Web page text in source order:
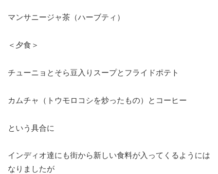
マンサニージャ茶（ハーブティ）
＜夕食＞
チューニョとそら豆入りスープとフライドポテト
カムチャ（トウモロコシを炒ったもの）とコーヒー
という具合に
インディオ達にも街から新しい食料が入ってくるようには
なりましたが